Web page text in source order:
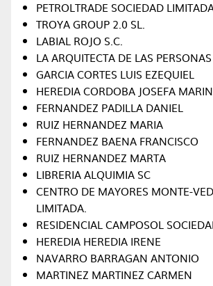
PETROLTRADE SOCIEDAD
TROYA GROUP 2.0 SL.
LABIAL ROJO S.C.
LA ARQUITECTA DE LAS
GARCIA CORTES LUIS EZEQUIEL
HEREDIA CORDOBA JOSEFA
FERNANDEZ PADILLA DANIEL
RUIZ HERNANDEZ MARIA
FERNANDEZ BAENA FRANCISCO
RUIZ HERNANDEZ MARTA
LIBRERIA ALQUIMIA SC
CENTRO DE MAYORES MONTE-
LIMITADA.
RESIDENCIAL CAMPOSOL
HEREDIA HEREDIA IRENE
NAVARRO BARRAGAN ANTONIO
MARTINEZ MARTINEZ CARMEN